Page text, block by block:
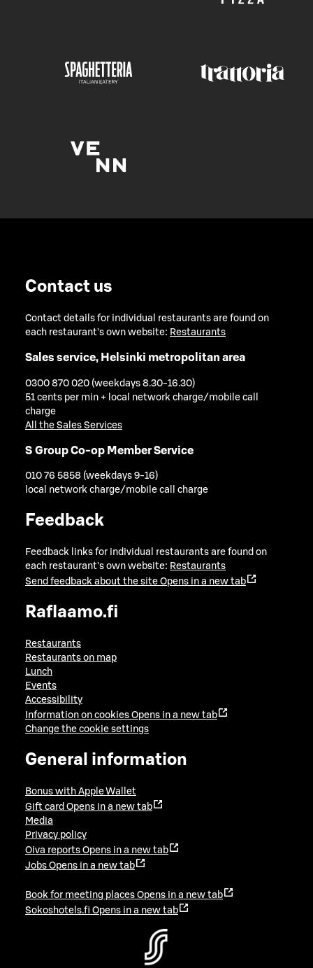
Contact us
Contact details for individual restaurants are found on
each restaurant's own website: Restaurants
Sales service, Helsinki metropolitan area
0300 870 020 (weekdays 8.30-16.30)
51 cents per min + local network charge/mobile call
charge
All the Sales Services
S Group Co-op Member Service
010 76 5858 (weekdays 9-16)
local network charge/mobile call charge
Feedback
Feedback links for individual restaurants are found on
each restaurant's own website: Restaurants
Send feedback about the site Opens in a new tab
Raflaamo.fi
Restaurants
Restaurants on map
Lunch
Events
Accessibility
Information on cookies Opens in a new tab
Change the cookie settings
General information
Bonus with Apple Wallet
Gift card Opens in a new tab
Media
Privacy policy
Oiva reports Opens in a new tab
Jobs Opens in a new tab
Book for meeting places Opens in a new tab
Sokoshotels.fi Opens in a new tab